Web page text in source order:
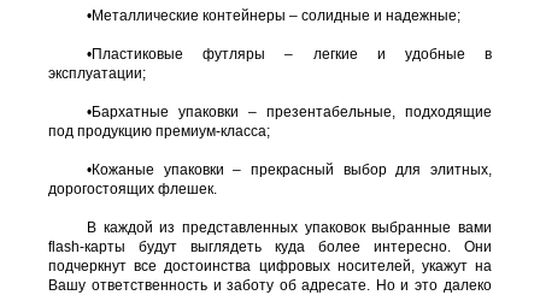
•Металлические контейнеры – солидные и надежные;
•Пластиковые футляры – легкие и удобные в
эксплуатации;
•Бархатные упаковки – презентабельные, подходящие
под продукцию премиум-класса;
•Кожаные упаковки – прекрасный выбор для элитных,
дорогостоящих флешек.
В каждой из представленных упаковок выбранные вами
flash-карты будут выглядеть куда более интересно. Они
подчеркнут все достоинства цифровых носителей, укажут на
Вашу ответственность и заботу об адресате. Но и это далеко